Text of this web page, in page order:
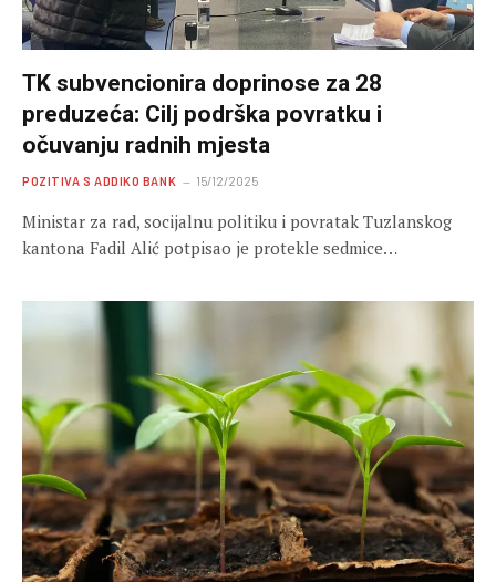
TK subvencionira doprinose za 28
preduzeća: Cilj podrška povratku i
očuvanju radnih mjesta
POZITIVA S ADDIKO BANK 15/12/2025
Ministar za rad, socijalnu politiku i povratak Tuzlanskog
kantona Fadil Alić potpisao je protekle sedmice…